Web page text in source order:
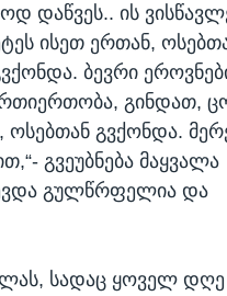
დაწვეს.. ის
ისეთ ერთან,
ბევრი
გინდათ,
გვქონდა.
გვეუბნება მაყვალა
გულწრფელია და
სადაც ყოველ დღე